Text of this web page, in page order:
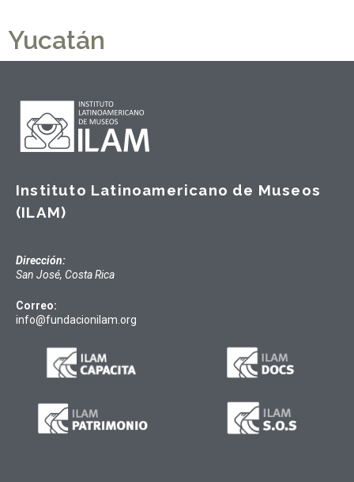
Yucatán
Instituto Latinoamericano de Museos
(ILAM)
Dirección:
San José, Costa Rica
Correo:
info@fundacionilam.org